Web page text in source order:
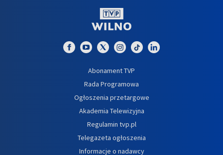
Abonament TVP
Rada Programowa
Ogłoszenia przetargowe
Akademia Telewizyjna
Regulamin tvp.pl
Telegazeta ogłoszenia
Informacje o nadawcy